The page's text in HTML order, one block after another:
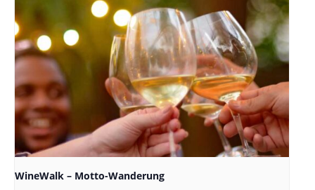
WineWalk – Motto-Wanderung